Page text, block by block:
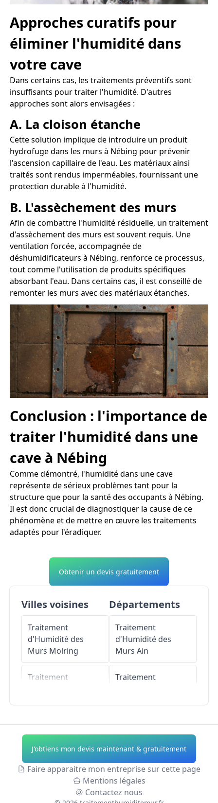
Approches curatifs pour
éliminer l'humidité dans
votre cave
Dans certains cas, les traitements préventifs sont
insuffisants pour traiter l'humidité. D'autres
approches sont alors envisagées :
A. La cloison étanche
Cette solution implique de introduire un produit
hydrofuge dans les murs à Nébing pour prévenir
l'ascension capillaire de l'eau. Les matériaux ainsi
traités sont rendus imperméables, fournissant une
protection durable à l'humidité.
B. L'assèchement des murs
Afin de combattre l'humidité résiduelle, un traitement
d'assèchement des murs est souvent requis. Une
ventilation forcée, accompagnée de
déshumidificateurs à Nébing, renforce ce processus,
tout comme l'utilisation de produits spécifiques
absorbant l'eau. Dans certains cas, il est conseillé de
remonter les murs avec des matériaux étanches.
Conclusion : l'importance de
traiter l'humidité dans une
cave à Nébing
Comme démontré, l'humidité dans une cave
représente de sérieux problèmes tant pour la
structure que pour la santé des occupants à Nébing.
Il est donc crucial de diagnostiquer la cause de ce
phénomène et de mettre en œuvre les traitements
adaptés pour l'éradiquer.
Obtenir un devis gratuitement
Villes voisines
Traitement
d'Humidité des
Murs Molring
Traitement
Traitement
d'Humidité des
Murs Torcheville
Traitement
d'Humidité des
Marimont-lès-
Départements
Traitement
d'Humidité des
Murs Ain
Traitement
Traitement
d'Humidité des
Murs Allier
Traitement
d'Humidité des
MursAlpes-de-
J'obtiens mon devis maintenant & gratuitement
Faire apparaitre mon entreprise sur cette page
Mentions légales
Contactez nous